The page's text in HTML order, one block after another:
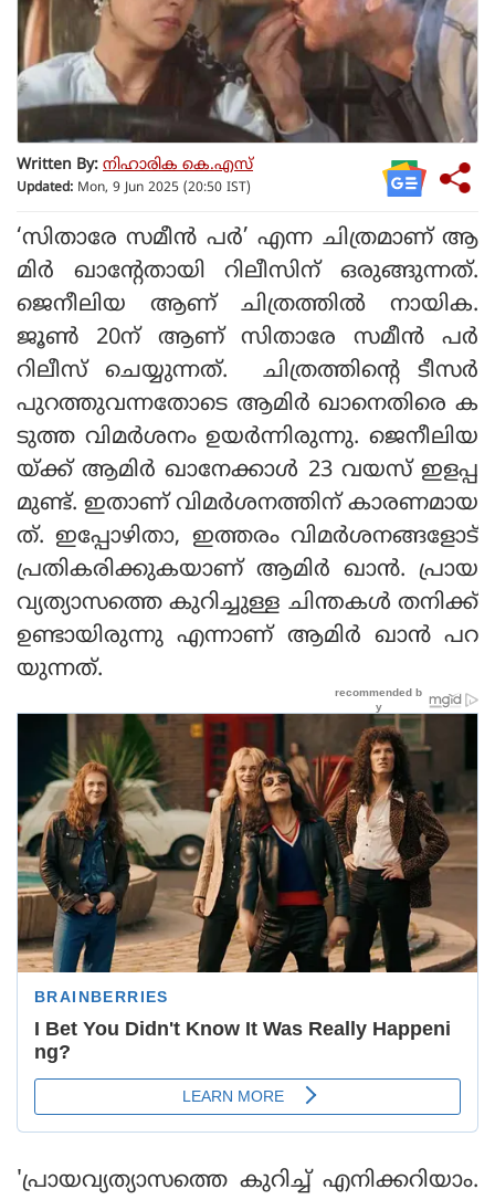
Written By: നിഹാരിക കെ.എസ്
Updated: Mon, 9 Jun 2025 (20:50 IST)
‘സിതാരേ സമീൻ പർ’ എന്ന ചിത്രമാണ് ആ
മിർ ഖാന്റേതായി റിലീസിന് ഒരുങ്ങുന്നത്.
ജെനീലിയ ആണ് ചിത്രത്തിൽ നായിക.
ജൂൺ 20ന് ആണ് സിതാരേ സമീൻ പർ
റിലീസ് ചെയ്യുന്നത്. ചിത്രത്തിന്റെ ടീസർ
പുറത്തുവന്നതോടെ ആമിർ ഖാനെതിരെ ക
ടുത്ത വിമർശനം ഉയർന്നിരുന്നു. ജെനീലിയ
യ്ക്ക് ആമിർ ഖാനേക്കാൾ 23 വയസ് ഇളപ്പ
മുണ്ട്. ഇതാണ് വിമർശനത്തിന് കാരണമായ
ത്. ഇപ്പോഴിതാ, ഇത്തരം വിമർശനങ്ങളോട്
പ്രതികരിക്കുകയാണ് ആമിർ ഖാൻ. പ്രായ
വ്യത്യാസത്തെ കുറിച്ചുള്ള ചിന്തകൾ തനിക്ക്
ഉണ്ടായിരുന്നു എന്നാണ് ആമിർ ഖാൻ പറ
യുന്നത്.
'പ്രായവ്യത്യാസത്തെ കുറിച്ച് എനിക്കറിയാം.